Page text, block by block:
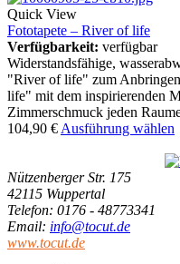
Quick View
Fototapete – River of life
Verfügbarkeit: verfügbar
Widerstandsfähige,
"River of life" zum
life" mit dem inspirierenden
Zimmerschmuck jeden
104,90 € Ausführung wählen
Nützenberger Str. 175
42115 Wuppertal
Telefon: 0176 - 48773341
Email: info@tocut.de
www.tocut.de